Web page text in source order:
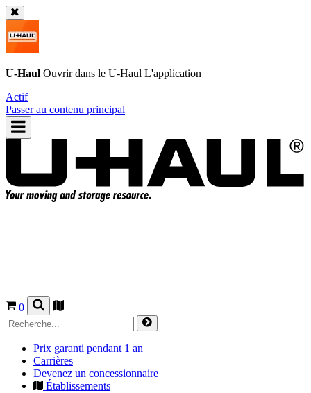
U-Haul Ouvrir dans le U-Haul L'application
Actif
Passer au contenu principal
0
Prix garanti pendant 1 an
Carrières
Devenez un concessionnaire
Établissements